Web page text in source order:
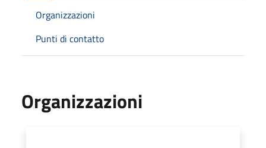
Organizzazioni
Punti di contatto
Organizzazioni